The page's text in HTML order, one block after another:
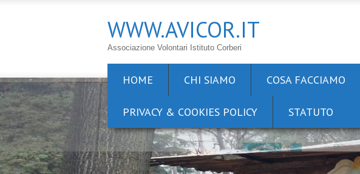
WWW.AVICOR.IT
Associazione Volontari Istituto Corberi
HOME CHI SIAMO COSA FACCIAMO
PRIVACY & COOKIES POLICY STATUTO